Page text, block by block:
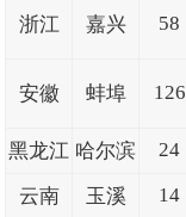
浙江 嘉兴 58
安徽 蚌埠 126
黑龙江 哈尔滨 24
云南
玉溪 14